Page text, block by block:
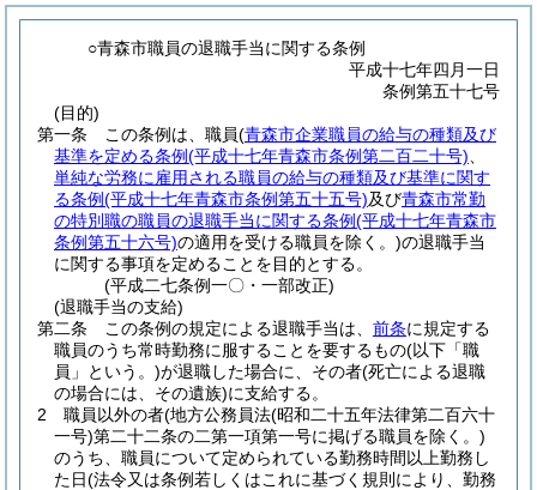
○青森市職員の退職手当に関する条例
平成十七年四月一日
条例第五十七号
(目的)
第一条
この条例は、職員(青森市企業職員の給与の種類及び
基準を定める条例(平成十七年青森市条例第二百二十号)
単純な労務に雇用される職員の給与の種類及び基準に関す
る条例(平成十七年青森市条例第五十五号)及び青森市常勤
の特別職の職員の退職手当に関する条例(平成十七年青森市
条例第五十六号)の適用を受ける職員を除く。)の退職手当
に関する事項を定めることを目的とする。
(平成二七条例一〇・一部改正)
(退職手当の支給)
第二条
この条例の規定による退職手当は、 前条に規定する
職員のうち常時勤務に服することを要するもの(以下「職
員」という。)が退職した場合に、その者(死亡による退職
の場合には、その遺族)に支給する。
2
職員以外の者(地方公務員法(昭和二十五年法律第二百六十
一号)第二十二条の二第一項第一号に掲げる職員を除く。)
のうち、職員について定められている勤務時間以上勤務し
た日(法令又は条例若しくはこれに基づく規則により、勤務